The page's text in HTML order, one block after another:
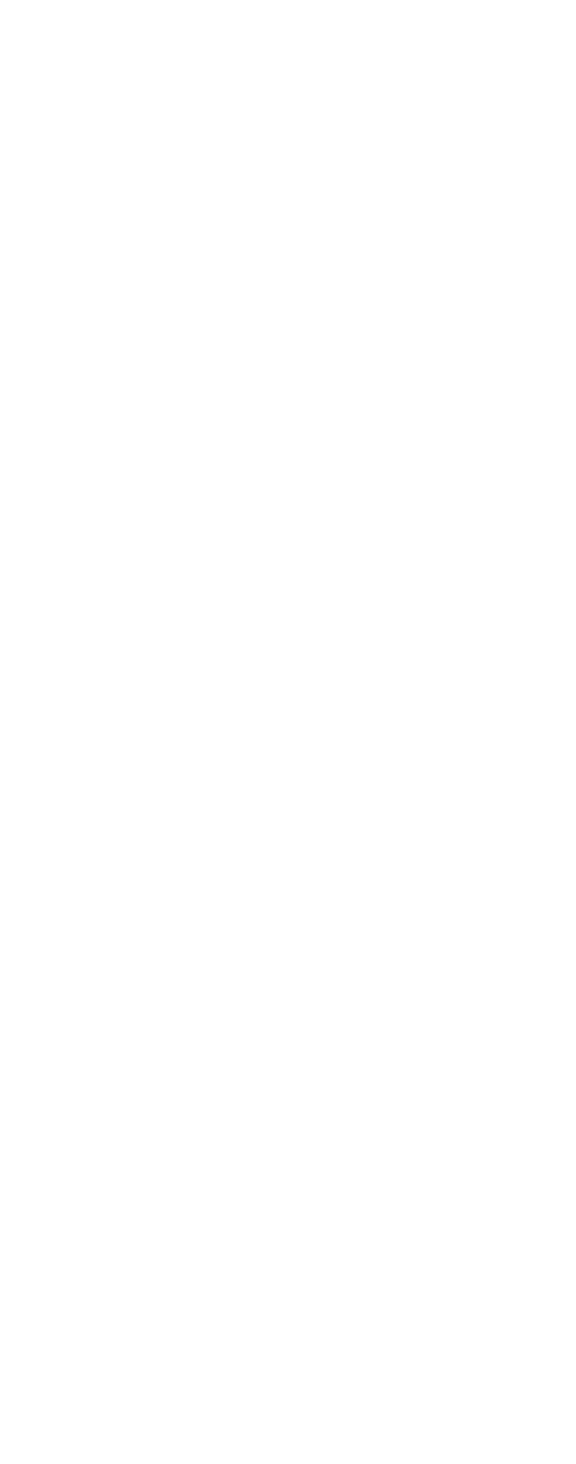
that cookies are used to help us analyze how the website is used and to offer